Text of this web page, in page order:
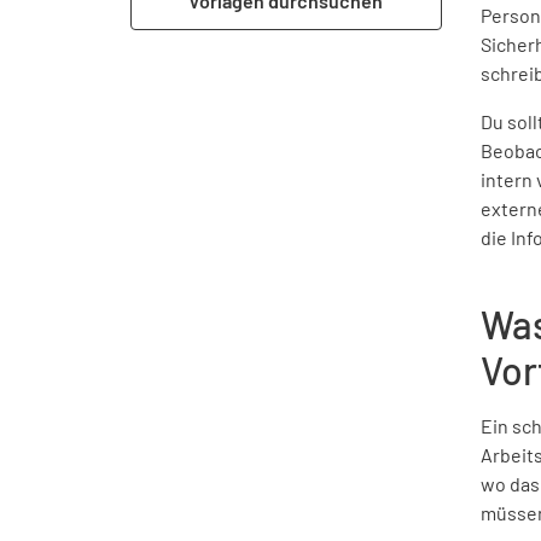
Du
intern
die
Ein
wo